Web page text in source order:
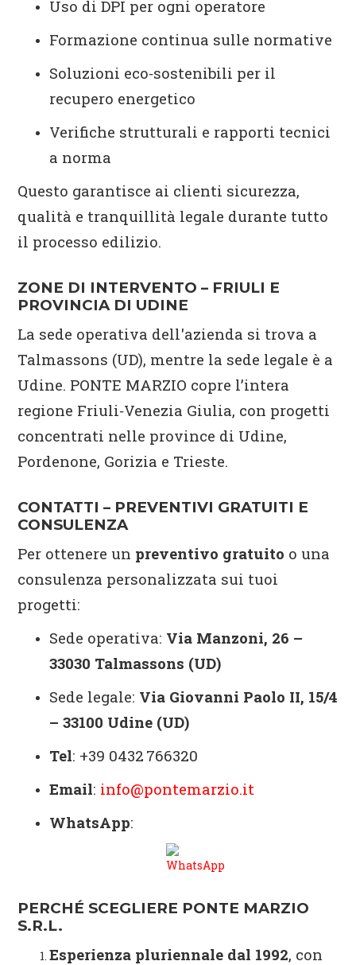
Uso di DPI per ogni operatore
Formazione continua sulle normative
Soluzioni eco‑sostenibili per il
recupero energetico
Verifiche strutturali e rapporti tecnici
a norma
Questo garantisce ai clienti sicurezza,
qualità e tranquillità legale durante tutto
il processo edilizio.
ZONE DI INTERVENTO – FRIULI E
PROVINCIA DI UDINE
La sede operativa dell'azienda si trova a
Talmassons (UD), mentre la sede legale è a
Udine. PONTE MARZIO copre l’intera
regione Friuli‑Venezia Giulia, con progetti
concentrati nelle province di Udine,
Pordenone, Gorizia e Trieste.
CONTATTI – PREVENTIVI GRATUITI E
CONSULENZA
Per ottenere un preventivo gratuito o una
consulenza personalizzata sui tuoi
progetti:
Sede operativa: Via Manzoni, 26 –
33030 Talmassons (UD)
Sede legale: Via Giovanni Paolo II, 15/4
– 33100 Udine (UD)
Tel: +39 0432 766320
Email: info@pontemarzio.it
WhatsApp:
PERCHÉ SCEGLIERE PONTE MARZIO
S.R.L.
Esperienza pluriennale dal 1992, con